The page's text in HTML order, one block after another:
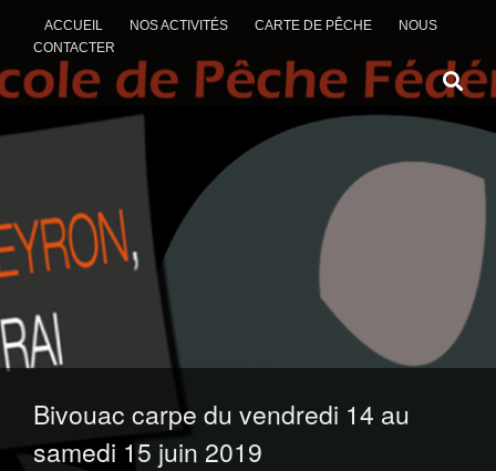
ACCUEIL NOS ACTIVITÉS CARTE DE PÊCHE
NOUS
CONTACTER
ALLER AU CONTENU
Bivouac carpe du vendredi 14 au
samedi 15 juin 2019